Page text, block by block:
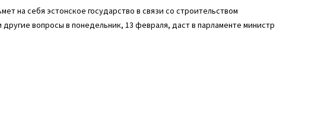
на себя эстонское государство в связи со строительством
вопросы в понедельник, 13 февраля, даст в парламенте министр